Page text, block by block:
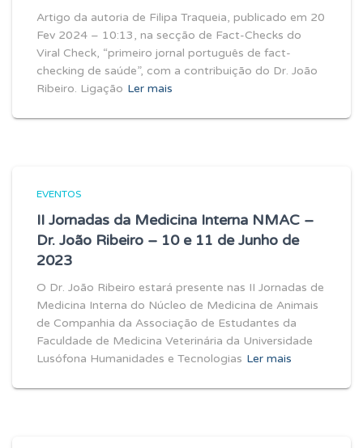
Artigo da autoria de Filipa Traqueia, publicado em 20
Fev 2024 – 10:13, na secção de Fact-Checks do
Viral Check, “primeiro jornal português de fact-
checking de saúde”, com a contribuição do Dr. João
Ribeiro. Ligação Ler mais
EVENTOS
II Jornadas da Medicina Interna NMAC –
Dr. João Ribeiro – 10 e 11 de Junho de
2023
O Dr. João Ribeiro estará presente nas II Jornadas de
Medicina Interna do Núcleo de Medicina de Animais
de Companhia da Associação de Estudantes da
Faculdade de Medicina Veterinária da Universidade
Lusófona Humanidades e Tecnologias Ler mais